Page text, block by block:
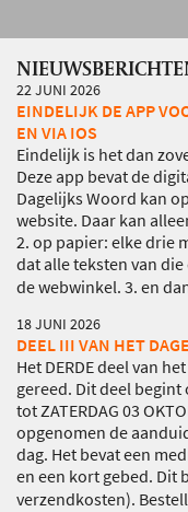
22 JUNI 2026
EINDELIJK DE APP
EN VIA IOS
Eindelijk is het dan
Deze app bevat de
Dagelijks Woord kan
website. Daar kan
2. op papier: elke drie
dat alle teksten van
de webwinkel. 3. en
18 JUNI 2026
DEEL III VAN HET
Het DERDE deel van
gereed. Dit deel begint
tot ZATERDAG 03
opgenomen de
dag. Het bevat een
en een kort gebed. Dit
verzendkosten).